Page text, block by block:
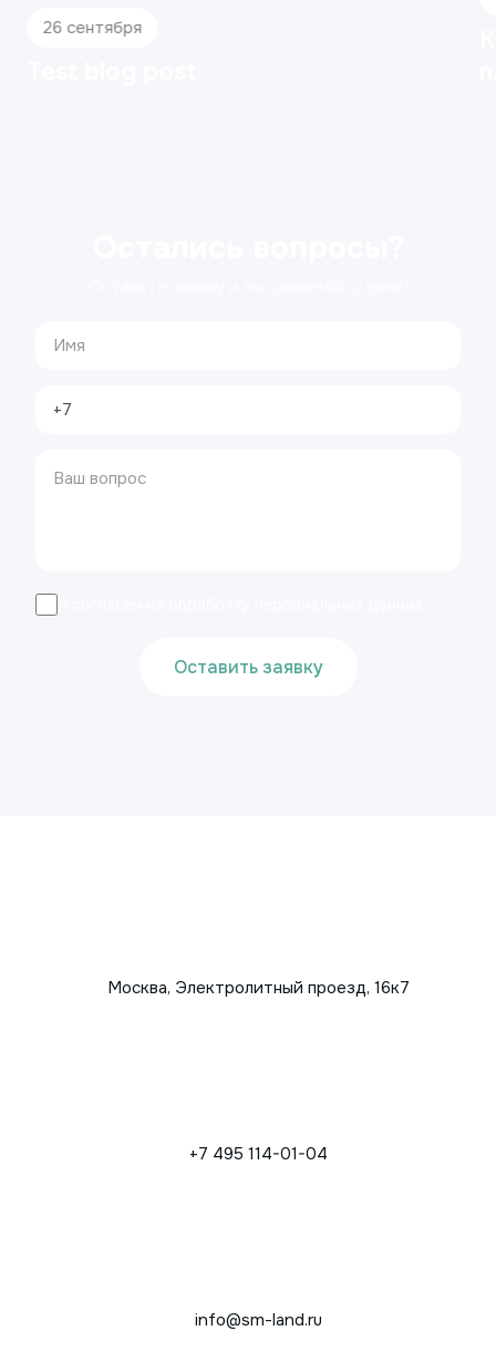
Коронки из диоксида циркония:
Оставить заявку
Москва, Электролитный проезд, 16к7
+7 495 114-01-04
info@sm-land.ru